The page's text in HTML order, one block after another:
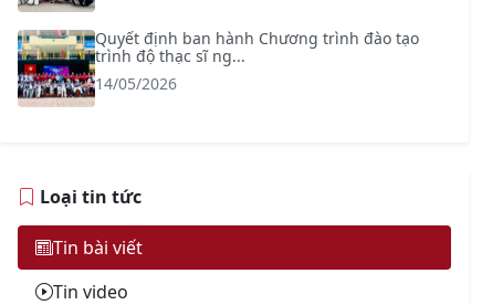
Quyết định ban hành Chương trình đào tạo
trình độ thạc sĩ ng...
14/05/2026
Loại tin tức
Tin bài viết
Tin video